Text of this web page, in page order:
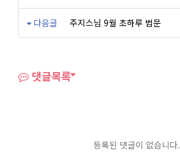
다음글 주지스님 9월 초하루 법문
댓글목록
등록된 댓글이 없습니다.